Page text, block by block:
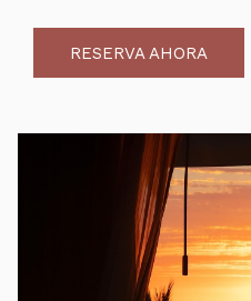
RESERVA AHORA